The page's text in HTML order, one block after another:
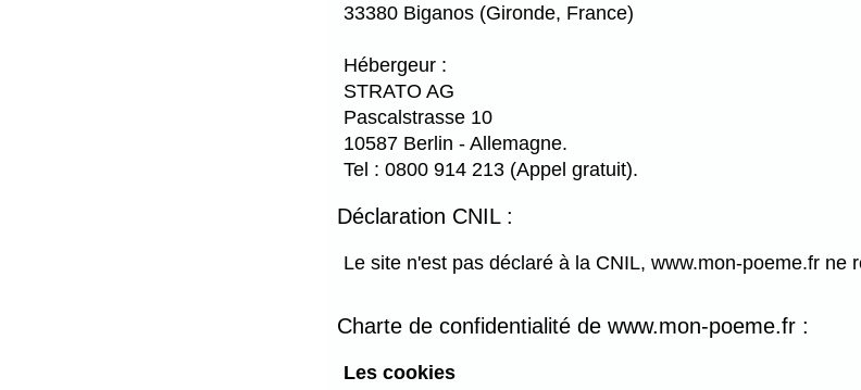
33380 Biganos (Gironde, France)
Hébergeur :
STRATO AG
Pascalstrasse 10
10587 Berlin - Allemagne.
Tel : 0800 914 213 (Appel gratuit).
Déclaration CNIL :
Le site n'est pas déclaré à la CNIL, www.mon-poeme.fr ne
Charte de confidentialité de www.mon-poeme.fr :
Les cookies